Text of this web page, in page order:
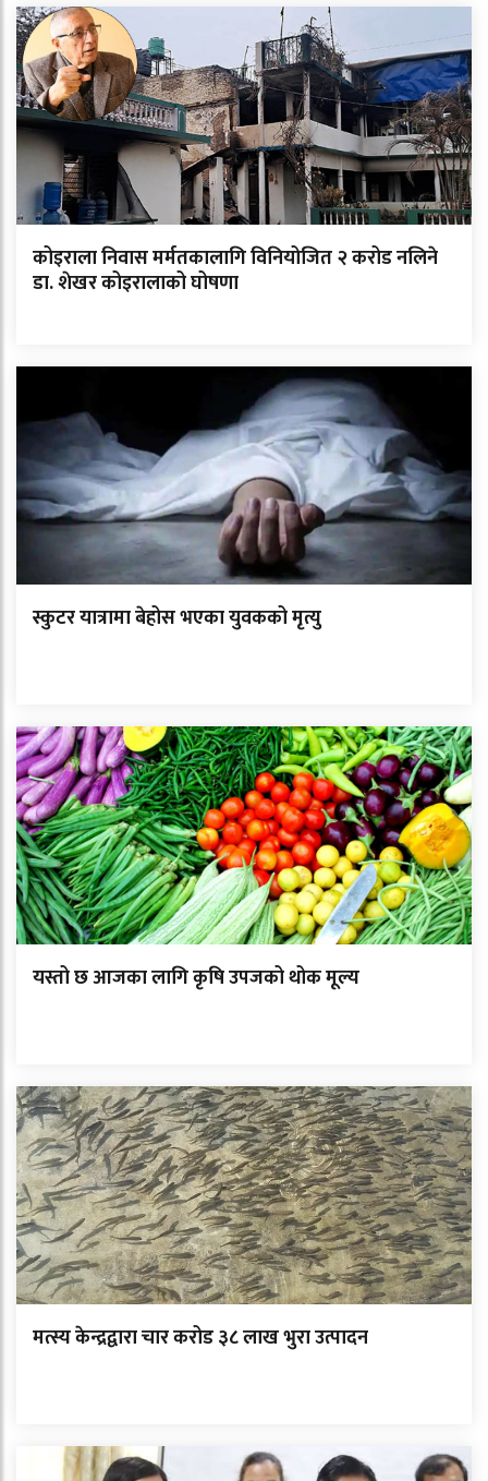
कोइराला निवास मर्मतकालागि विनियोजित २ करोड नलिने
डा. शेखर कोइरालाको घोषणा
स्कुटर यात्रामा बेहोस भएका युवकको मृत्यु
यस्तो छ आजका लागि कृषि उपजको थोक मूल्य
मत्स्य केन्द्रद्वारा चार करोड ३८ लाख भुरा उत्पादन